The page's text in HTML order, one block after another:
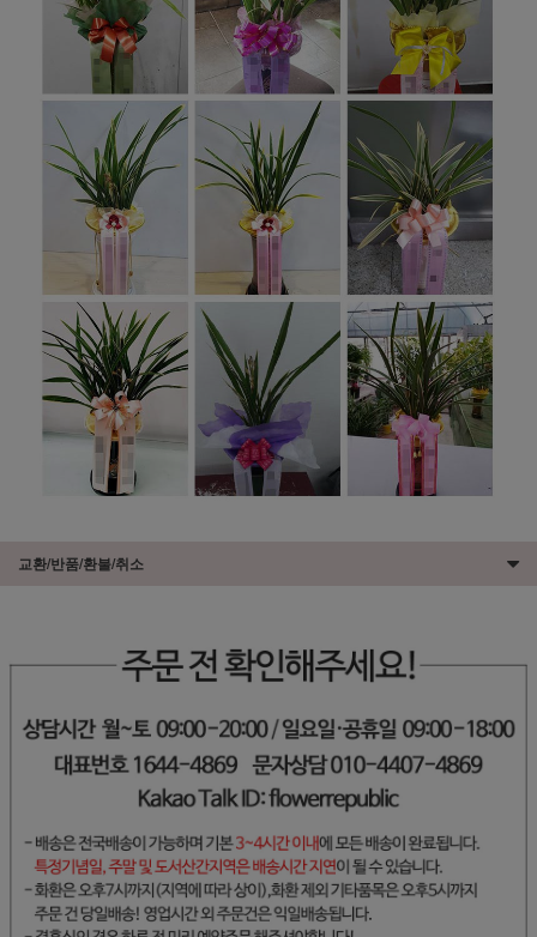
교환/반품/환불/취소